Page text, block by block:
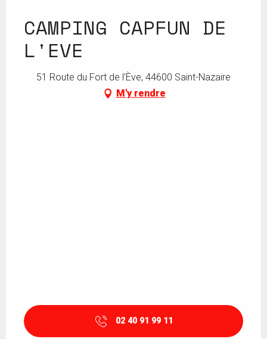
CAMPING CAPFUN DE
L'EVE
51 Route du Fort de l'Ève, 44600 Saint-Nazaire
M'y rendre
02 40 91 99 11